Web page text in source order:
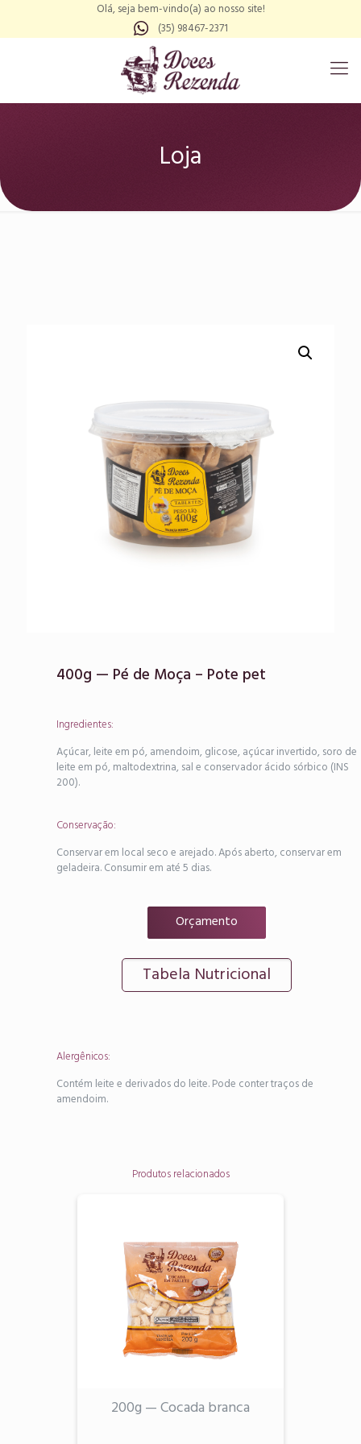
Olá, seja bem-vindo(a) ao nosso site!
(35) 98467-2371
Loja
400g — Pé de Moça – Pote pet
Ingredientes:
Açúcar, leite em pó, amendoim, glicose, açúcar invertido, soro de
leite em pó, maltodextrina, sal e conservador ácido sórbico (INS
200).
Conservação:
Conservar em local seco e arejado. Após aberto, conservar em
geladeira. Consumir em até 5 dias.
Orçamento
Tabela Nutricional
Alergênicos:
Contém leite e derivados do leite. Pode conter traços de
amendoim.
Produtos relacionados
200g — Cocada branca